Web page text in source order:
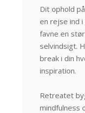
Dit ophold
en rejse ind
favne en
selvindsigt.
break i din
inspiration.
Retreatet
mindfulness